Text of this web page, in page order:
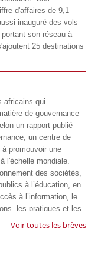
d'affaires de 9,1
inauguré des vols
son réseau à
25 destinations
africains qui
de gouvernance
un rapport publié
un centre de
promouvoir une
l'échelle mondiale.
des sociétés,
à l’éducation, en
à l’information, le
les pratiques et les
un déploiement
Voir toutes les brèves